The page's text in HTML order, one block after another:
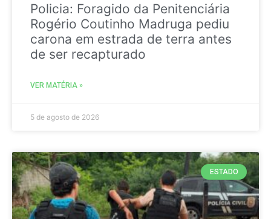
Policia: Foragido da Penitenciária
Rogério Coutinho Madruga pediu
carona em estrada de terra antes
de ser recapturado
VER MATÉRIA »
5 de agosto de 2026
ESTADO